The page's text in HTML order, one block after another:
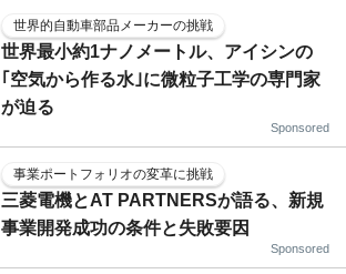
世界的自動車部品メーカーの挑戦
世界最小約1ナノメートル、アイシンの
｢空気から作る水｣に微粒子工学の専門家
が迫る
Sponsored
事業ポートフォリオの変革に挑戦
三菱電機とAT PARTNERSが語る、新規
事業開発成功の条件と失敗要因
Sponsored